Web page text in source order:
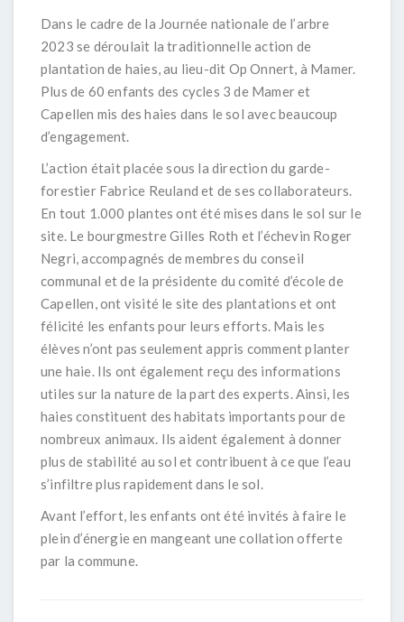
Dans le cadre de la Journée nationale de l’arbre
2023 se déroulait la traditionnelle action de
plantation de haies, au lieu-dit Op Onnert, à Mamer.
Plus de 60 enfants des cycles 3 de Mamer et
Capellen mis des haies dans le sol avec beaucoup
d’engagement.
L’action était placée sous la direction du garde-
forestier Fabrice Reuland et de ses collaborateurs.
En tout 1.000 plantes ont été mises dans le sol sur le
site. Le bourgmestre Gilles Roth et l’échevin Roger
Negri, accompagnés de membres du conseil
communal et de la présidente du comité d’école de
Capellen, ont visité le site des plantations et ont
félicité les enfants pour leurs efforts. Mais les
élèves n’ont pas seulement appris comment planter
une haie. Ils ont également reçu des informations
utiles sur la nature de la part des experts. Ainsi, les
haies constituent des habitats importants pour de
nombreux animaux. Ils aident également à donner
plus de stabilité au sol et contribuent à ce que l’eau
s’infiltre plus rapidement dans le sol.
Avant l’effort, les enfants ont été invités à faire le
plein d’énergie en mangeant une collation offerte
par la commune.